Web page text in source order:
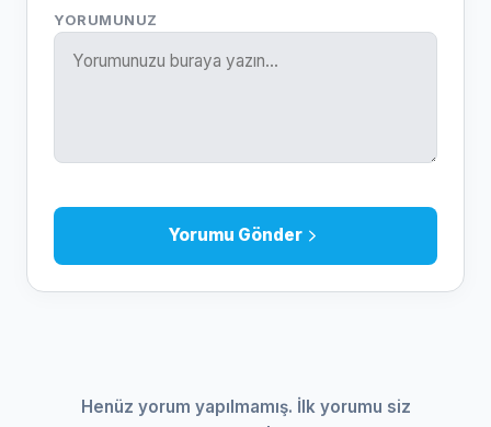
YORUMUNUZ
Yorumu Gönder
Henüz yorum yapılmamış. İlk yorumu siz